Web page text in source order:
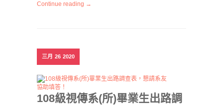
Continue reading →
三月 26 2020
108級視傳系(所)畢業生出路調